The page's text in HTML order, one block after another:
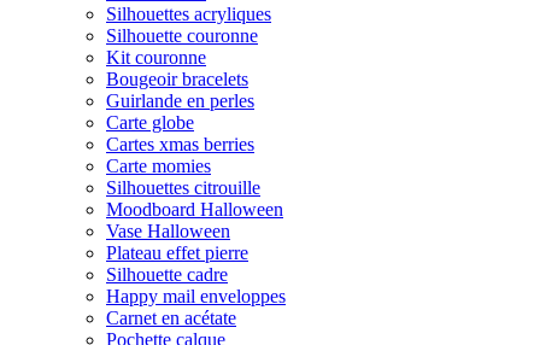
Silhouettes acryliques
Silhouette couronne
Kit couronne
Bougeoir bracelets
Guirlande en perles
Carte globe
Cartes xmas berries
Carte momies
Silhouettes citrouille
Moodboard Halloween
Vase Halloween
Plateau effet pierre
Silhouette cadre
Happy mail enveloppes
Carnet en acétate
Pochette calque